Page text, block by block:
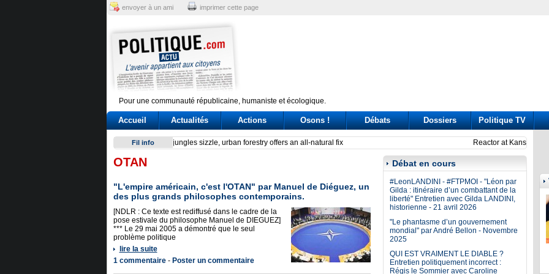
envoyer à un ami imprimer cette page
Pour une communauté républicaine, humaniste et écologique.
Accueil Actualités Actions Osons ! Débats Dossiers Politique TV
Fil info As
Reactor at Kansai Electric’s Oi plant stops after alarm
OTAN
"L'empire américain, c'est l'OTAN" par Manuel de Diéguez, un
des plus grands philosophes contemporains.
[NDLR : Ce texte est rediffusé dans le cadre de la
pose estivale du philosophe Manuel de DIEGUEZ]
*** Le 29 mai 2005 a démontré que le seul
problème politique
lire la suite
1 commentaire- Poster un commentaire
Débat en cours
#LeonLANDINI - #FTPMOI - "Léon par
Gilda : itinéraire d’un combattant de la
liberté" Entretien avec Gilda LANDINI,
historienne - 21 avril 2026
"Le phantasme d’un gouvernement
mondial" par André Bellon - Novembre
2025
QUI EST VRAIMENT LE DIABLE ?
Entretien politiquement incorrect :
Régis le Sommier avec Caroline